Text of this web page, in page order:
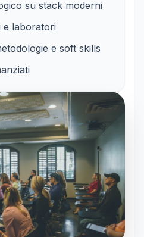
su stack moderni
e laboratori
e soft skills